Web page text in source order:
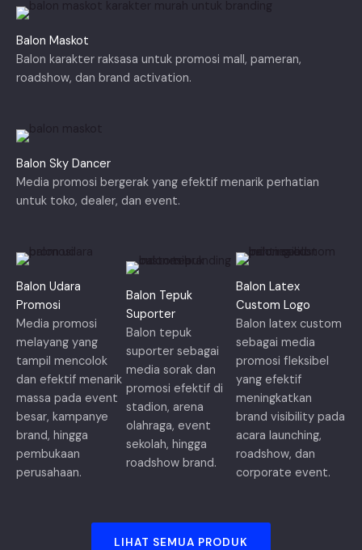
Balon Maskot
Balon karakter raksasa untuk promosi mall, pameran,
roadshow, dan brand activation.
Balon Sky Dancer
Media promosi bergerak yang efektif menarik perhatian
untuk toko, dealer, dan event.
Balon Udara
Promosi
Media promosi
melayang yang
tampil mencolok
dan efektif menarik
massa pada event
besar, kampanye
brand, hingga
pembukaan
perusahaan.
Balon Tepuk
Suporter
Balon tepuk
suporter sebagai
media sorak dan
promosi efektif di
stadion, arena
olahraga, event
sekolah, hingga
roadshow brand.
Balon Latex
Custom Logo
Balon latex custom
sebagai media
promosi fleksibel
yang efektif
meningkatkan
brand visibility pada
acara launching,
roadshow, dan
corporate event.
LIHAT SEMUA PRODUK